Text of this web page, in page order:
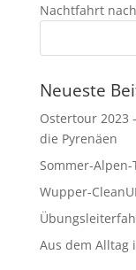
Nachtfahrt
Neueste
Ostertour 2023
die Pyrenäen
Sommer-Alpen-
Wupper-
Aus dem Alltag